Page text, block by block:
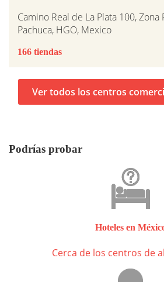
Camino Real de La Plata 100, Zona
Pachuca, HGO, Mexico
166 tiendas
Ver todos los centros
Podrías probar
Hoteles en
Cerca de los centros de